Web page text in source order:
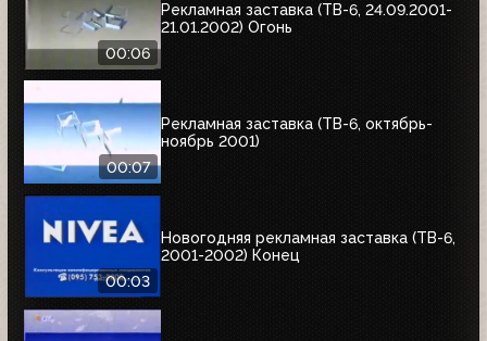
00:06
Рекламная заставка (ТВ-6, 24.09.2001-
21.01.2002) Огонь
00:07
Рекламная заставка (ТВ-6, октябрь-
ноябрь 2001)
00:03
Новогодняя рекламная заставка (ТВ-6,
2001-2002) Конец